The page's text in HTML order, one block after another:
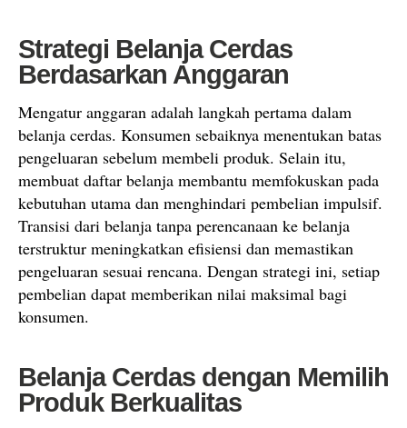
Strategi Belanja Cerdas
Berdasarkan Anggaran
Mengatur anggaran adalah langkah pertama dalam
belanja cerdas. Konsumen sebaiknya menentukan batas
pengeluaran sebelum membeli produk. Selain itu,
membuat daftar belanja membantu memfokuskan pada
kebutuhan utama dan menghindari pembelian impulsif.
Transisi dari belanja tanpa perencanaan ke belanja
terstruktur meningkatkan efisiensi dan memastikan
pengeluaran sesuai rencana. Dengan strategi ini, setiap
pembelian dapat memberikan nilai maksimal bagi
konsumen.
Belanja Cerdas dengan Memilih
Produk Berkualitas